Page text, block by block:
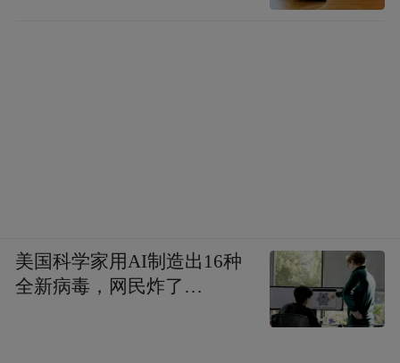
美国科学家用AI制造出16种
全新病毒，网民炸了…